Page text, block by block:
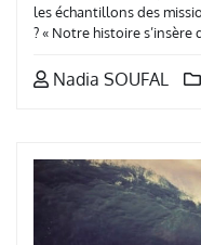
les échantillons des
? « Notre histoire s’insère
Nadia SOUFAL